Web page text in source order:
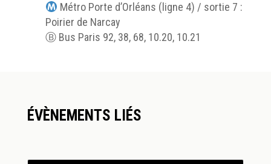
Métro Porte d’Orléans (ligne 4) / sortie 7 :
Poirier de Narcay
Ⓑ Bus Paris 92, 38, 68, 10.20, 10.21
ÉVÈNEMENTS LIÉS